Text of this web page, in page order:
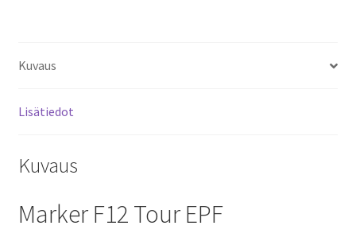
Kuvaus
Lisätiedot
Kuvaus
Marker F12 Tour EPF